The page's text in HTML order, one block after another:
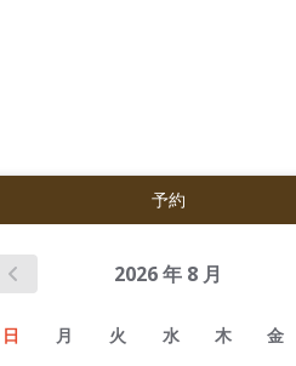
予約
2026年 8 月
日 月 火 水 木 金